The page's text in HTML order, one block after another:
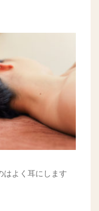
はよく耳にします